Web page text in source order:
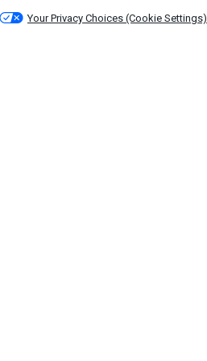
Your Privacy Choices (Cookie Settings)